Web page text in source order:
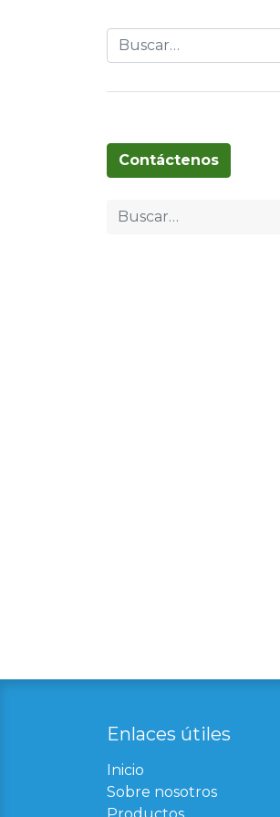
Contáctenos
Enlaces útil​es
Inicio
Sobre nosotros